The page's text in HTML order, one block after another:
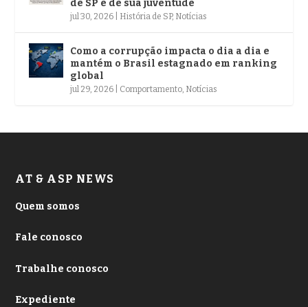
de SP e de sua juventude
jul 30, 2026 História de SP, Notícias
Como a corrupção impacta o dia a dia e
mantém o Brasil estagnado em ranking
global
jul 29, 2026 Comportamento, Notícias
AT & ASP NEWS
Quem somos
Fale conosco
Trabalhe conosco
Expediente